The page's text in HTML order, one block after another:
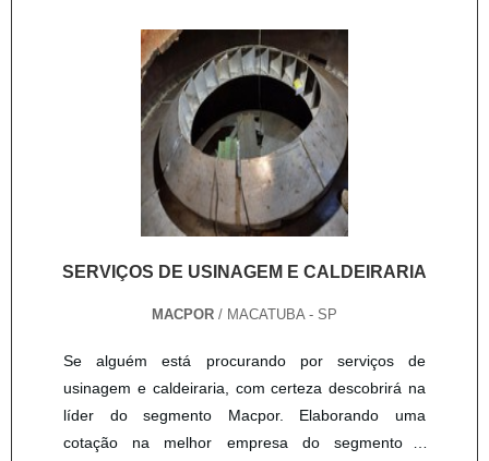
SERVIÇOS DE USINAGEM E CALDEIRARIA
MACPOR / MACATUBA - SP
Se alguém está procurando por serviços de
usinagem e caldeiraria, com certeza descobrirá na
líder do segmento Macpor. Elaborando uma
cotação na melhor empresa do segmento e